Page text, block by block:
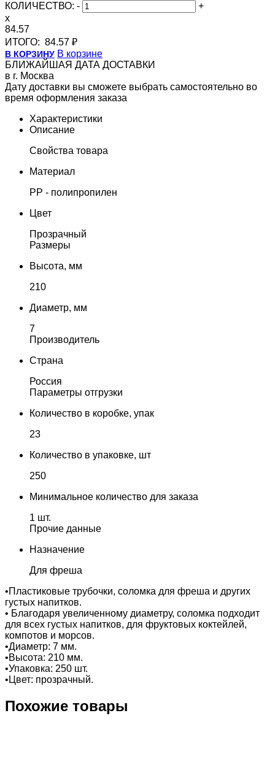
КОЛИЧЕСТВО: -
+
x
84.57
ИТОГО: 84.57 ₽
В КОРЗИНУ В корзине
БЛИЖАЙШАЯ ДАТА ДОСТАВКИ
в г. Москва
Дату доставки вы сможете выбрать самостоятельно во
время оформления заказа
Характеристики
Описание
Свойства товара
Материал
PP - полипропилен
Цвет
Прозрачный
Размеры
Высота, мм
210
Диаметр, мм
7
Производитель
Страна
Россия
Параметры отгрузки
Количество в коробке, упак
23
Количество в упаковке, шт
250
Минимальное количество для заказа
1 шт.
Прочие данные
Назначение
Для фреша
•Пластиковые трубочки, соломка для фреша и других
густых напитков.
• Благодаря увеличенному диаметру, соломка подходит
для всех густых напитков, для фруктовых коктейлей,
компотов и морсов.
•Диаметр: 7 мм.
•Высота: 210 мм.
•Упаковка: 250 шт.
•Цвет: прозрачный.
Похожие товары